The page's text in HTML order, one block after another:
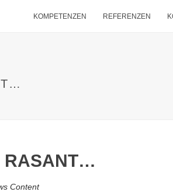
KOMPETENZEN REFERENZEN
RASANT…
Content